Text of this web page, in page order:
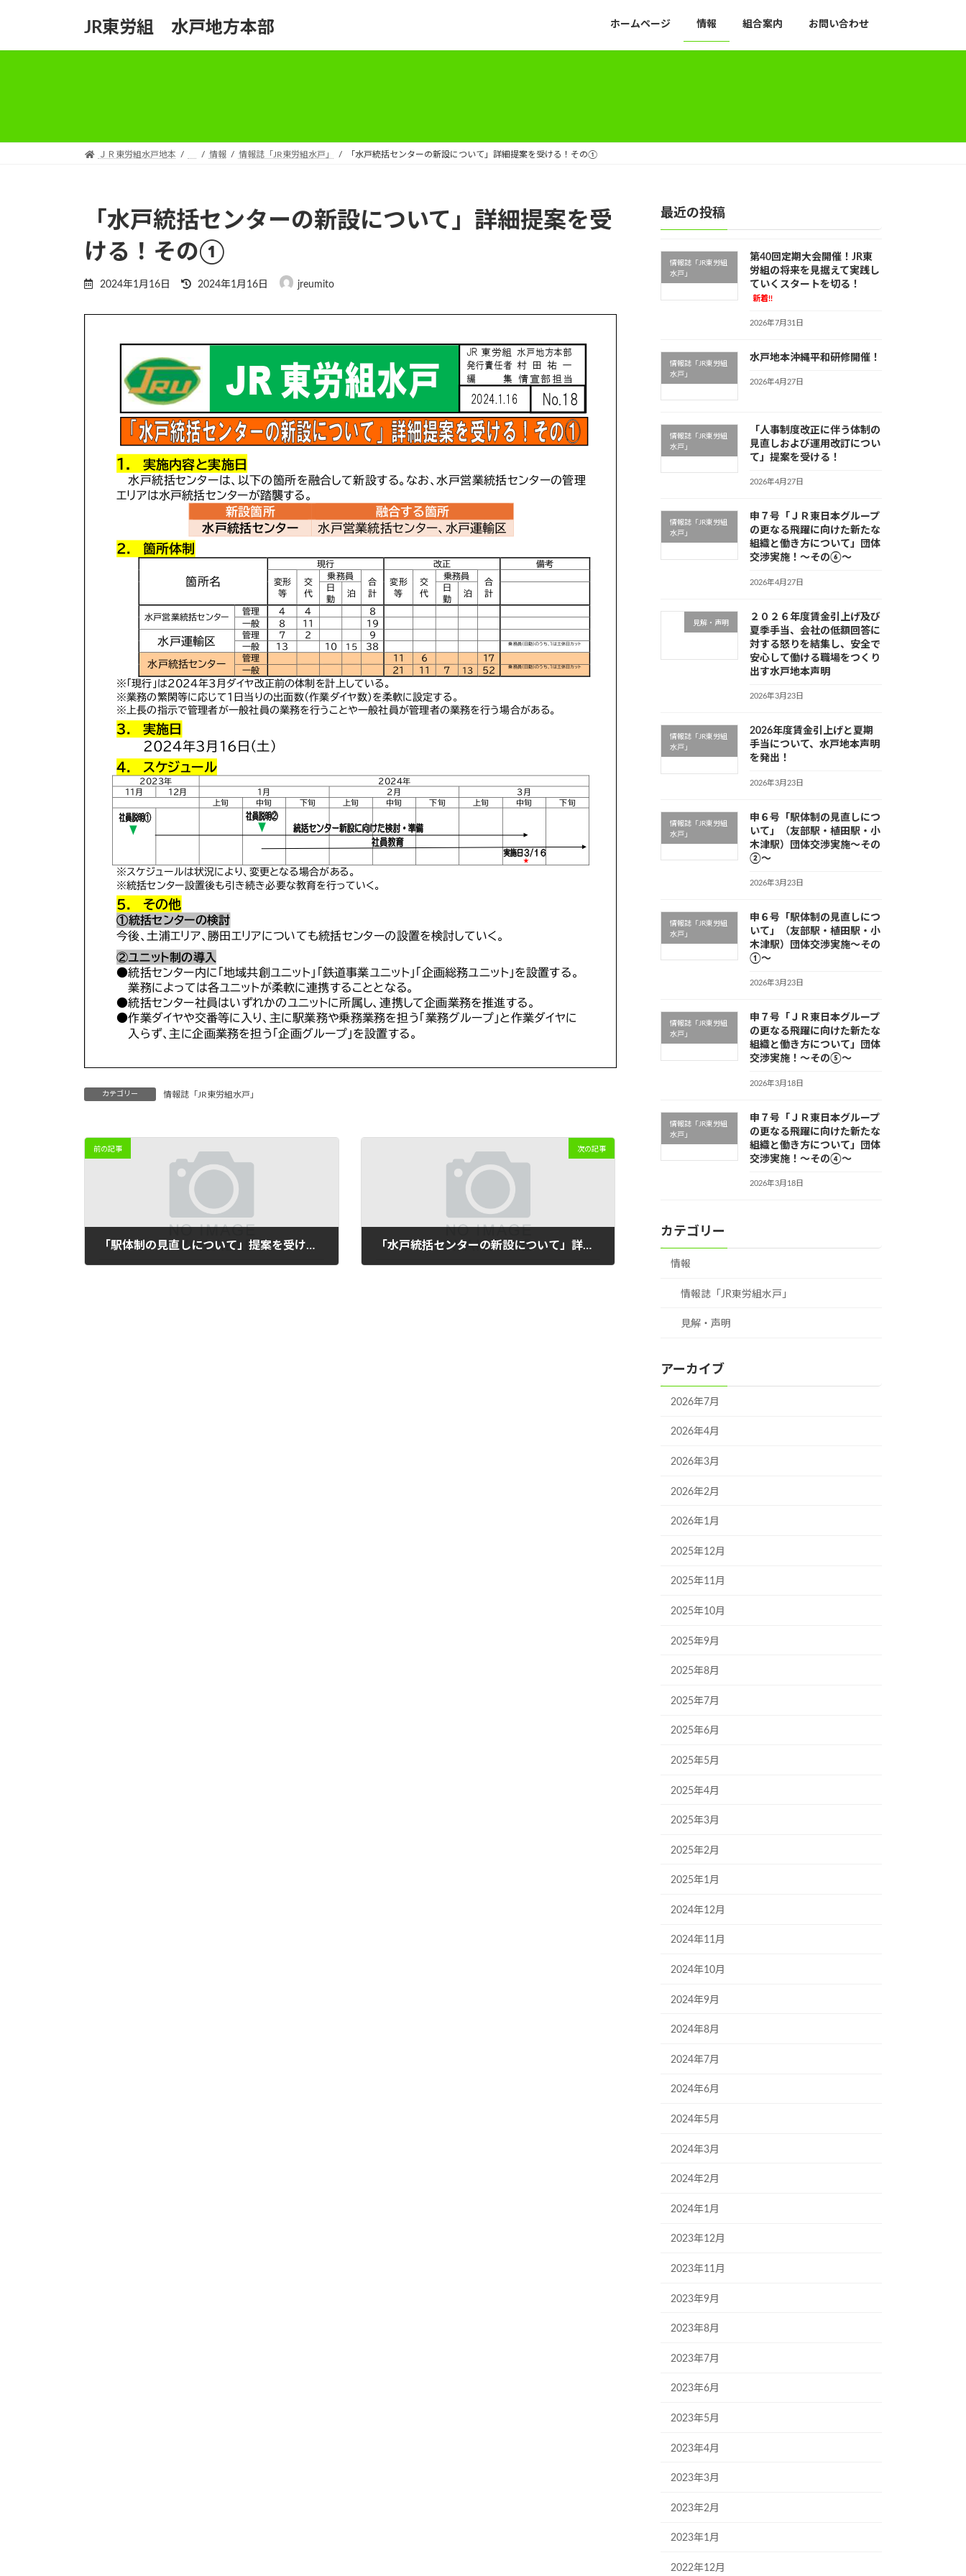
JR東労組 水戸地方本部 ホームページ 情報 組合案内 お問い合わせ
ＪＲ東労組水戸地本 情報 情報誌「JR東労組水戸」 「水戸統括センターの新設について」詳細提案を受ける！その①
「水戸統括センターの新設について」詳細提案を受
ける！その①
2024年1月16日
最
日
:
2024年1月16日 jreumito
カテゴリー 情報誌「JR東労組水戸」
前の記事
「駅体制の見直しについて」提案を受ける！
次の記事
「水戸統括センターの新設について」詳細提案を受ける！その②
最近の投稿
情報誌「JR東労組
水戸」
第40回定期大会開催！JR東
労組の将来を見据えて実践し
ていくスタートを切る！
新着!!
2026年7月31日
情報誌「JR東労組
水戸」
水戸地本沖縄平和研修開催！
2026年4月27日
情報誌「JR東労組
水戸」
「人事制度改正に伴う体制の
見直しおよび運用改訂につい
て」提案を受ける！
2026年4月27日
情報誌「JR東労組
水戸」
申７号「ＪＲ東日本グループ
の更なる飛躍に向けた新たな
組織と働き方について」団体
交渉実施！～その⑥～
2026年4月27日
見解・声明
２０２６年度賃金引上げ及び
夏季手当、会社の低額回答に
対する怒りを結集し、安全で
安心して働ける職場をつくり
出す水戸地本声明
2026年3月23日
情報誌「JR東労組
水戸」
2026年度賃金引上げと夏期
手当について、水戸地本声明
を発出！
2026年3月23日
情報誌「JR東労組
水戸」
申６号「駅体制の見直しにつ
いて」（友部駅・植田駅・小
木津駅）団体交渉実施〜その
②〜
2026年3月23日
情報誌「JR東労組
水戸」
申６号「駅体制の見直しにつ
いて」（友部駅・植田駅・小
木津駅）団体交渉実施〜その
①〜
2026年3月23日
情報誌「JR東労組
水戸」
申７号「ＪＲ東日本グループ
の更なる飛躍に向けた新たな
組織と働き方について」団体
交渉実施！～その⑤～
2026年3月18日
情報誌「JR東労組
水戸」
申７号「ＪＲ東日本グループ
の更なる飛躍に向けた新たな
組織と働き方について」団体
交渉実施！～その④～
2026年3月18日
カテゴリー
情報
情報誌「JR東労組水戸」
見解・声明
アーカイブ
2026年7月
2026年4月
2026年3月
2026年2月
2026年1月
2025年12月
2025年11月
2025年10月
2025年9月
2025年8月
2025年7月
2025年6月
2025年5月
2025年4月
2025年3月
2025年2月
2025年1月
2024年12月
2024年11月
2024年10月
2024年9月
2024年8月
2024年7月
2024年6月
2024年5月
2024年3月
2024年2月
2024年1月
2023年12月
2023年11月
2023年9月
2023年8月
2023年7月
2023年6月
2023年5月
2023年4月
2023年3月
2023年2月
2023年1月
2022年12月